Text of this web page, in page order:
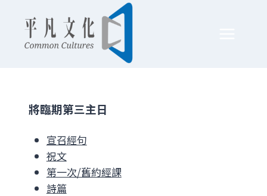
content
將臨期第三主日
宣召經句
祝文
第一次/舊約經課
詩篇